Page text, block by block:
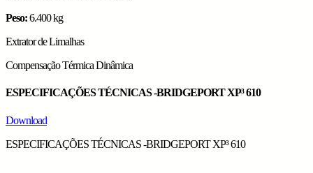
Peso:6.400 kg
Extrator de Limalhas
Compensação Térmica Dinâmica
ESPECIFICAÇÕES TÉCNICAS -BRIDGEPORT XP³ 610
Download
ESPECIFICAÇÕES TÉCNICAS -BRIDGEPORT XP³ 610